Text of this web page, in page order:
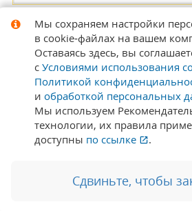
Добавлен документ «Бракераж
позволяет фиксировать бракераж
продукции в соответствии с
содержит информацию о датах
бракеража, данные о продукции,
органолептической оценки и
продукции к реализации.
на основании документов «План-
Мы сохраняем настройки
в cookie‑файлах на вашем
Оставаясь здесь, вы
с Условиями использования
Политикой
и обработкой персональных
Мы используем
технологии, их правила
доступны по ссылке .
Сдвиньте, чтобы